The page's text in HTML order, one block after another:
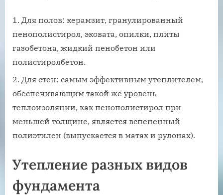
Для полов: керамзит, гранулированный
пенополистирол, эковата, опилки, плиты
газобетона, жидкий пенобетон или
полистиролбетон.
Для стен: самым эффективным утеплителем,
обеспечивающим такой же уровень
теплоизоляции, как пенополистирол при
меньшей толщине, является вспененный
полиэтилен (выпускается в матах и рулонах).
Утепление разных видов
фундамента